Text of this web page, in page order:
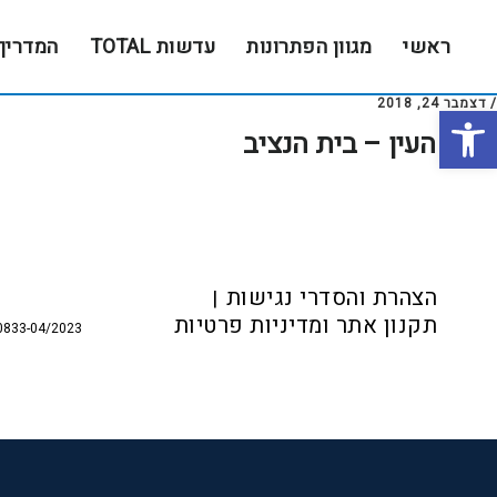
פתח סרגל נגישות
footerראשי מגוון הפתרונות עדשות TOTAL
/ דצמבר 24, 2018
עולם העין – בית הנציב
Footer
הצהרת והסדרי נגישות
תקנון אתר ומדיניות פרטיות
04/2023